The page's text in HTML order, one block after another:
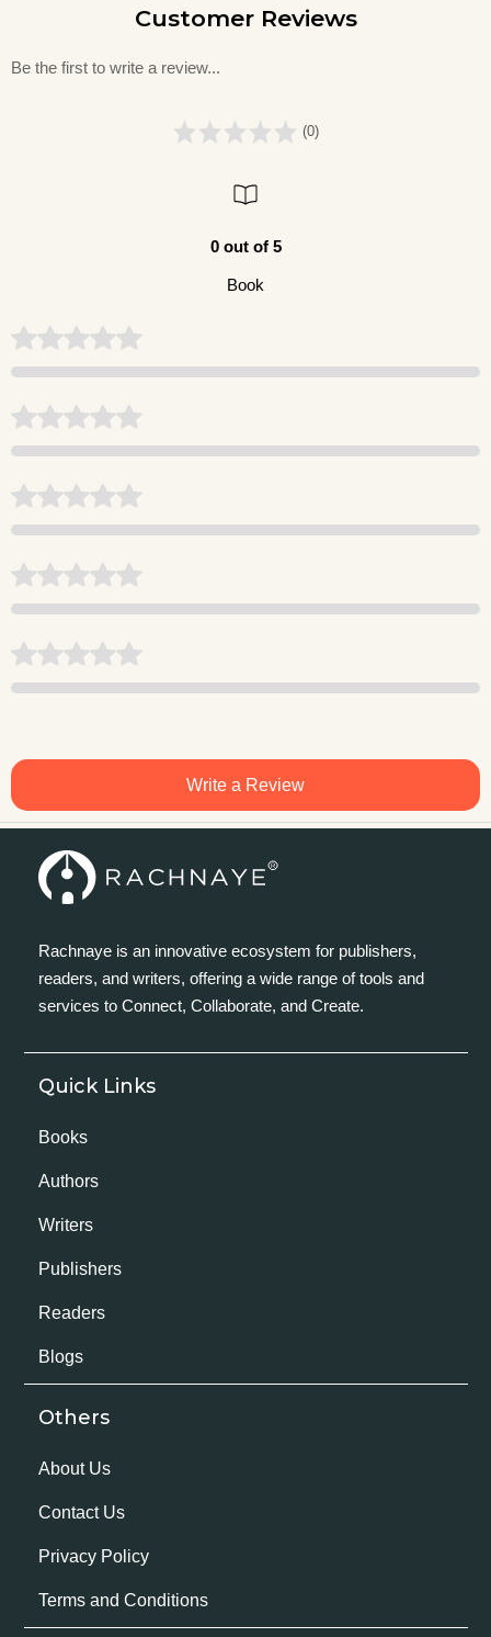
Customer Reviews
Be the first to write a review...
(0)
0 out of 5
Book
Write a Review
Rachnaye is an innovative ecosystem for publishers,
readers, and writers, offering a wide range of tools and
services to Connect, Collaborate, and Create.
Quick Links
Books
Authors
Writers
Publishers
Readers
Blogs
Others
About Us
Contact Us
Privacy Policy
Terms and Conditions